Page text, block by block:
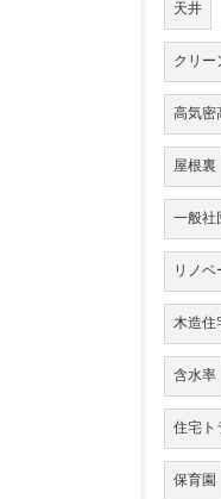
天井
クリー
高気密
屋根裏
一般社
リノベ
木造住
含水率
住宅ト
保育園